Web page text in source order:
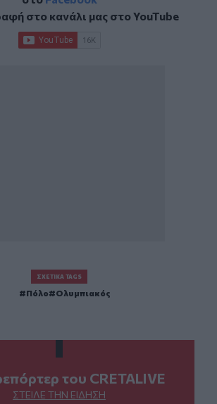
στο κανάλι μας στοYouTube
ΣΧΕΤΙΚΆ TAGS
Πόλο Ολυμπιακός
του CRETALIVE
ΣΤΕΊΛΕ ΤΗΝ ΕΊΔΗΣΗ